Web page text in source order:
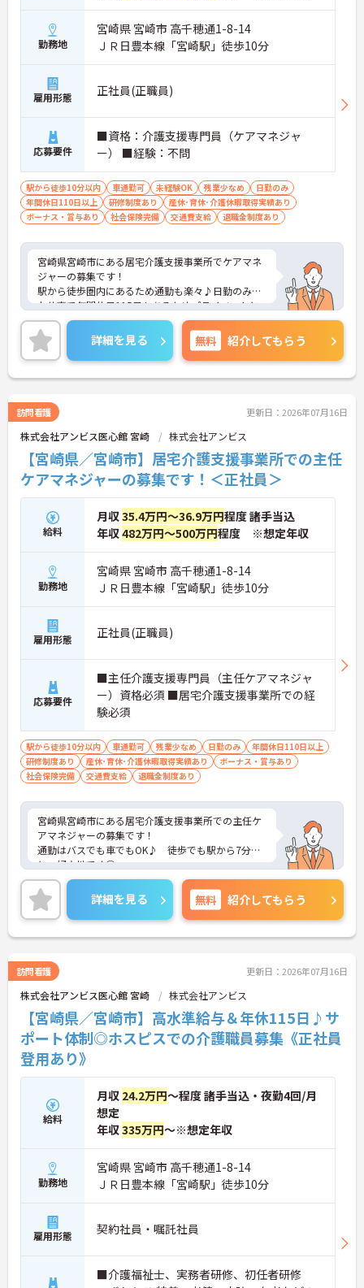
勤務地
宮崎県 宮崎市 高千穂通1-8-14
ＪＲ日豊本線「宮崎駅」徒歩10分
雇用形態 正社員(正職員)
応募要件
■資格：介護支援専門員（ケアマネジャ
ー） ■経験：不問
駅から徒歩10分以内 車通勤可 未経験OK 残業少なめ
日勤のみ
年間休日110日以上
研修制度あり
産休･育休･介護休暇取得実績あり
ボーナス・賞与あり
社会保険完備 交通費支給 退職金制度あり
宮崎県宮崎市にある居宅介護支援事業所でケアマネ
ジャーの募集です！
駅から徒歩圏内にあるため通勤も楽々♪日勤のみの
お仕事で年間休日115日もあるためプライベートと
の両立を目指す方におすすめの環境です◎しっかり
としたフォロー体制で、経験に関わらず安心してス
タートできます。現場経験のない方でもチャレンジ
できる職場ですよ◎
こちらの求人にご興味がございましたら面接のポイ
ます。
詳細を見る 無料 紹介してもらう
訪問看護 更新日：2026年07月16日
株式会社アンビス医心館 宮崎 株式会社アンビス
【宮崎県／宮崎市】居宅介護支援事業所での主任
ケアマネジャーの募集です！＜正社員＞
給料
月収35.4万円～36.9万円程度 諸手当込
年収482万円～500万円程度 ※想定年収
勤務地
宮崎県 宮崎市 高千穂通1-8-14
ＪＲ日豊本線「宮崎駅」徒歩10分
雇用形態 正社員(正職員)
応募要件
■主任介護支援専門員（主任ケアマネジャ
ー）資格必須 ■居宅介護支援事業所での経
験必須
駅から徒歩10分以内 車通勤可 残業少なめ 日勤のみ
年間休日110日以上
研修制度あり
産休･育休･介護休暇取得実績あり
ボーナス・賞与あり
社会保険完備
交通費支給 退職金制度あり
宮崎県宮崎市にある居宅介護支援事業所での主任ケ
アマネジャーの募集です！
通勤はバスでも車でもOK♪ 徒歩でも駅から7分
と、好立地です◎
夏季休暇や冬季休暇があり、年間休日は115日と、
しっかりとお休みが取れます♪
ご興味のある方には、面接対策ポイントなど、さら
に詳細をお話しいたしますのでお気軽にご相談くだ
さい！
詳細を見る 無料 紹介してもらう
訪問看護 更新日：2026年07月16日
株式会社アンビス医心館 宮崎 株式会社アンビス
【宮崎県／宮崎市】高水準給与＆年休115日♪サ
ポート体制◎ホスピスでの介護職員募集《正社員
登用あり》
給料
月収 24.2万円～程度 諸手当込・夜勤4回/月
想定
年収335万円～※想定年収
勤務地
宮崎県 宮崎市 高千穂通1-8-14
ＪＲ日豊本線「宮崎駅」徒歩10分
雇用形態 契約社員・嘱託社員
■介護福祉士、実務者研修、初任者研修